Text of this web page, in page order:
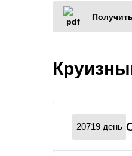
20719 день